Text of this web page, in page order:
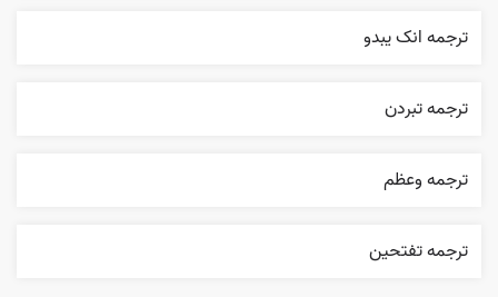
ترجمه انک يبدو
ترجمه تبردن
ترجمه وعظم
ترجمه تفتحين